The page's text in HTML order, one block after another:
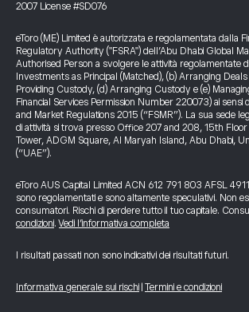
2007 License #SD076
eToro (ME) Limited è autorizzata e regolamentata dalla
Regulatory Authority ("FSRA") dell’Abu Dhabi Global
Authorised Person a svolgere le attività regolamentate di
Investments as Principal (Matched), (b) Arranging
Providing Custody, (d) Arranging Custody e (e)
Financial Services Permission Number 220073) ai sensi
and Market Regulations 2015 (“FSMR”). La sua sede
di attività si trova presso Office 207 and 208, 15th Floor
Tower, ADGM Square, Al Maryah Island, Abu Dhabi,
(“UAE”).
eToro AUS Capital Limited ACN 612 791 803 AFSL
sono regolamentati e sono altamente speculativi. Non
consumatori. Rischi di perdere tutto il tuo capitale.
condizioni.Vedi l’informativa completa
I risultati passati non sono indicativi dei risultati futuri.
Informativa generale sui rischi Termini e condizioni